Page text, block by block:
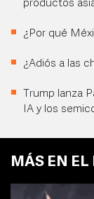
productos
¿Por qué
¿Adiós a las
Trump lanza
IA y los
MÁS EN